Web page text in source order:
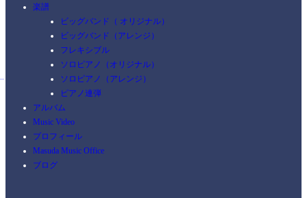
楽譜
ビッグバンド（ オリジナル）
ビッグバンド（アレンジ）
フレキシブル
ソロピアノ（オリジナル）
ソロピアノ（アレンジ）
ピアノ連弾
アルバム
Music Video
プロフィール
Masuda Music Office
ブログ